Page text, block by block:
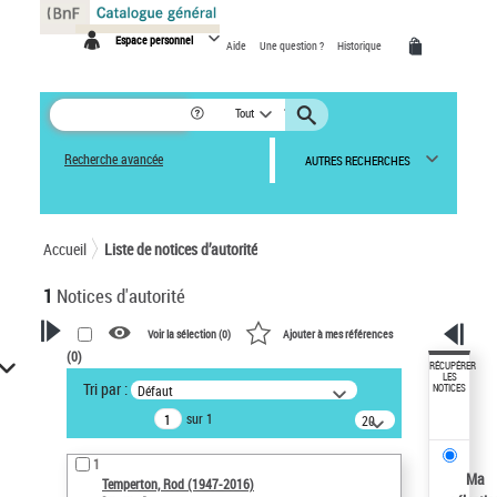
Espace personnel Aide Une question ? Historique
Tout
Recherche avancée AUTRES RECHERCHES
Accueil Liste de notices d’autorité
1 Notices d'autorité
VOTRE RECHERCHE
Recherche avancée dans les
notices d’autorité
Œuvres liées à l'auteur :
Temperton, Rod (1947-2016)
Voir la sélection (0) Ajouter à mes références
(0)
Tri par : Défaut
sur 1
20
résultats/page
1
Temperton, Rod (1947-2016)
RÉCUPÉRER
LES
NOTICES
Ma
Panneau de gestion des cookies